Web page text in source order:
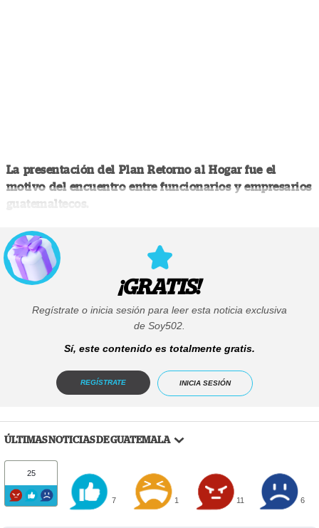
La presentación del Plan Retorno al Hogar fue el
motivo del encuentro entre funcionarios y empresarios
guatemaltecos.
¡GRATIS!
Regístrate o inicia sesión para leer esta noticia exclusiva
de Soy502.
Sí, este contenido es totalmente gratis.
REGÍSTRATE INICIA SESIÓN
ÚLTIMAS NOTICIAS DE GUATEMALA
25
7 1 11 6